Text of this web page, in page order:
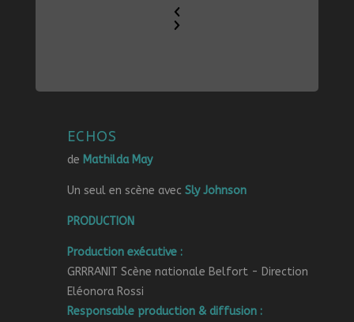
ECHOS
de Mathilda May
Un seul en scène avec Sly Johnson
PRODUCTION
Production exécutive :
GRRRANIT Scène nationale Belfort - Direction
Eléonora Rossi
Responsable production & diffusion :